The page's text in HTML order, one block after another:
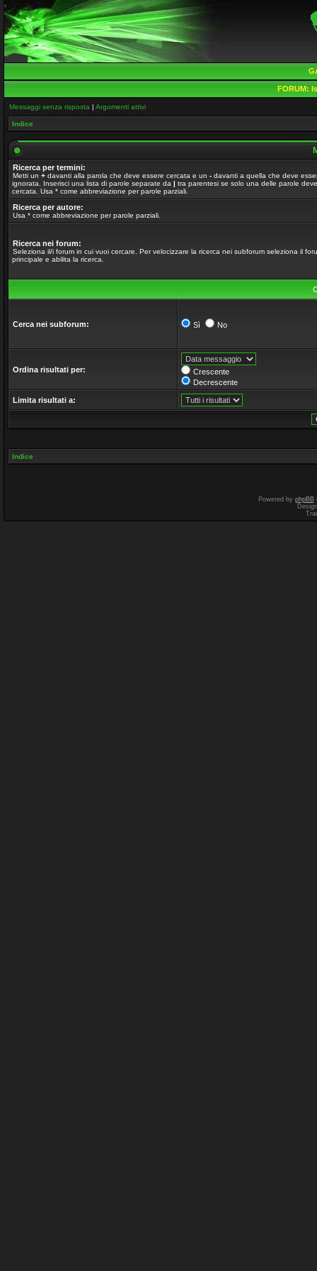
FORUM:
Messaggi senza risposta | Argomenti attivi
Indice
Ricerca per termini:
Metti un + davanti alla parola che deve essere cercata e un - davanti a quella che deve
ignorata. Inserisci una lista di parole separate da | tra parentesi se solo una delle parole
cercata. Usa * come abbreviazione per parole parziali.
Ricerca per autore:
Usa * come abbreviazione per parole parziali.
Ricerca nei forum:
Seleziona il/i forum in cui vuoi cercare. Per velocizzare la ricerca nei subforum seleziona il
principale e abilita la ricerca.
Cerca nei subforum: Sì No
Ordina risultati per:
Crescente
Decrescente
Limita risultati a:
Indice
Powered by phpBB